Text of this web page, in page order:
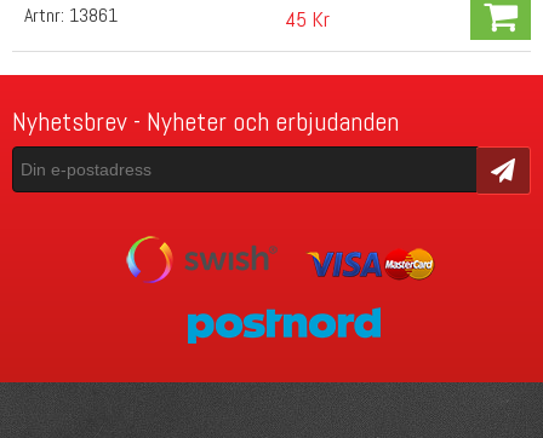
Artnr: 13861 45 Kr
Nyhetsbrev - Nyheter och erbjudanden
Skicka